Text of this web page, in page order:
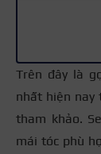
Trên đây là
nhất hiện nay
tham khảo.
mái tóc phù